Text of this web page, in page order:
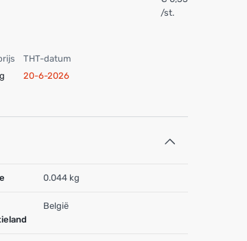
/st.
THT-datum
20-6-2026
0.044 kg
België